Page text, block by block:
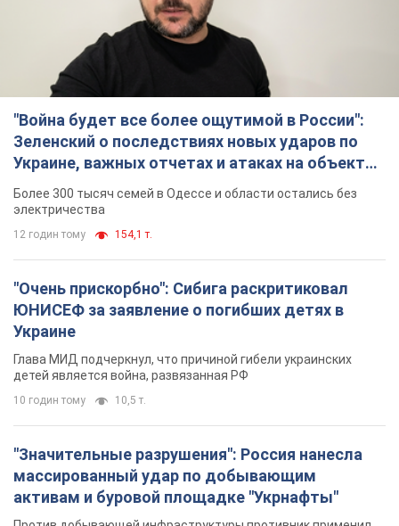
"Война будет все более ощутимой в России":
Зеленский о последствиях новых ударов по
Украине, важных отчетах и атаках на объекты
противника. Видео
Более 300 тысяч семей в Одессе и области остались без
электричества
12 годин тому 154,1 т.
"Очень прискорбно": Сибига раскритиковал
ЮНИСЕФ за заявление о погибших детях в
Украине
Глава МИД подчеркнул, что причиной гибели украинских
детей является война, развязанная РФ
10 годин тому 10,5 т.
"Значительные разрушения": Россия нанесла
массированный удар по добывающим
активам и буровой площадке "Укрнафты"